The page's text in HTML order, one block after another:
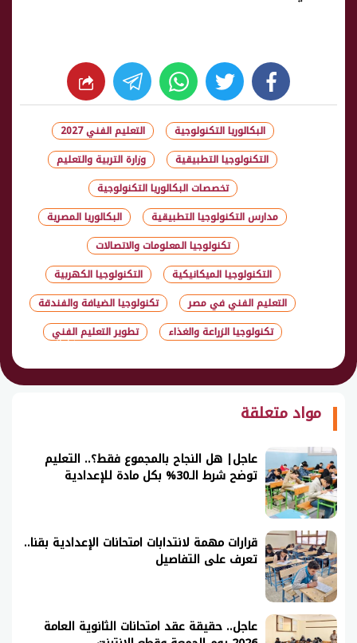
facebook
twitter
whats
شارك
البكالوريا التكنولوجية
التعليم الفني 2027
التكنولوجيا التطبيقية
وزارة التربية والتعليم
تخصصات البكالوريا التكنولوجية
مدارس التكنولوجيا التطبيقية
البكالوريا المصرية
تكنولوجيا المعلومات والاتصالات
التكنولوجيا الميكانيكية
التكنولوجيا الكهربية
التعليم الفني في مصر
تكنولوجيا الضيافة والفندقة
تكنولوجيا الزراعة والغذاء
تطوير التعليم الفني
مواد متعلقة
عاجل| هل النجاح بالمجموع فقط؟.. التعليم
توضح شرط الـ30% بكل مادة للإعدادية
قرارات مهمة لانتدابات امتحانات الإعدادية بقنا..
تعرف على التفاصيل
عاجل.. حقيقة عقد امتحانات الثانوية العامة